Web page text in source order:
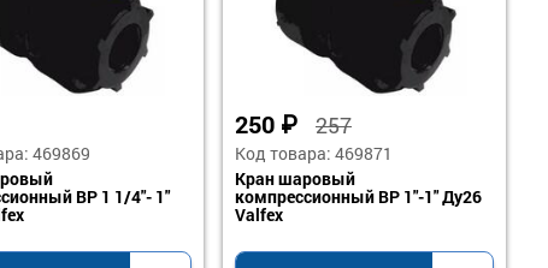
469869
ВР 1 1/4"- 1"
250 ₽ 257
Код товара: 469871
Кран шаровый
компрессионный ВР 1"-1" Ду26
Valfex